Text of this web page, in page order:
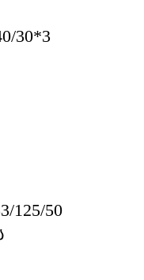
30*3
125/50